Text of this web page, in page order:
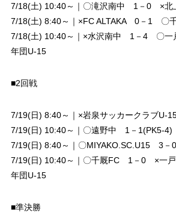
7/18(土) 10:40～｜〇滝沢南中 1－0 ×北
7/18(土) 8:40～｜×FC ALTAKA 0－1 〇
7/18(土) 10:40～｜×水沢南中 1－4 〇一
年団U-15
■2回戦
7/19(日) 8:40～｜×岩泉サッカークラブ
7/19(日) 10:40～｜〇遠野中 1－1(PK5-
7/19(日) 8:40～｜〇MIYAKO.SC.U15 3
7/19(日) 10:40～｜〇千厩FC 1－0 ×一戸
年団U-15
■準決勝